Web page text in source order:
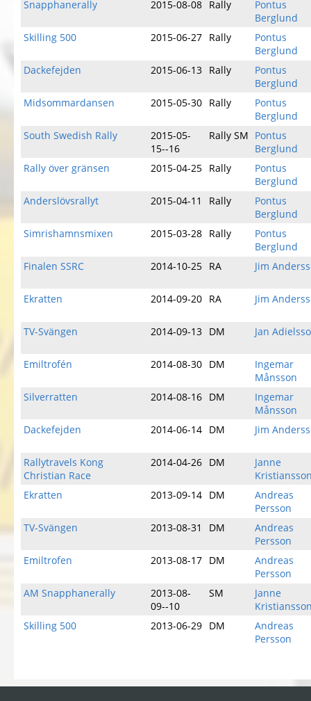
Snapphanerally 2015-08-08 Rally
Pontus
Berglund
Skilling 500
2015-06-27 Rally
Pontus
Berglund
Dackefejden
2015-06-13 Rally
Pontus
Berglund
Midsommardansen
2015-05-30 Rally
Pontus
Berglund
South Swedish Rally
2015-05-
15--16
Rally SM Pontus
Berglund
Rally över gränsen
2015-04-25 Rally
Pontus
Berglund
Anderslövsrallyt
2015-04-11 Rally
Pontus
Berglund
Simrishamnsmixen
2015-03-28 Rally
Pontus
Berglund
Finalen SSRC
2014-10-25 RA Jim
Ekratten 2014-09-20 RA Jim
TV-Svängen 2014-09-13 DM Jan
Emiltrofén 2014-08-30 DM
Ingemar
Månsson
Silverratten
2014-08-16 DM
Ingemar
Månsson
Dackefejden
2014-06-14 DM Jim
Rallytravels Kong
Christian Race
2014-04-26 DM
Janne
Ekratten
2013-09-14 DM
Andreas
Persson
TV-Svängen
2013-08-31 DM
Andreas
Persson
Emiltrofen
2013-08-17 DM
Andreas
Persson
AM Snapphanerally
2013-08-
09--10
SM
Janne
Skilling 500
2013-06-29 DM
Andreas
Persson